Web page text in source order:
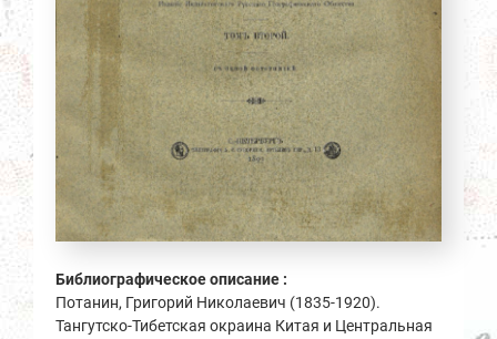
Библиографическое описание :
Потанин, Григорий Николаевич (1835-1920).
Тангутско-Тибетская окраина Китая и Центральная